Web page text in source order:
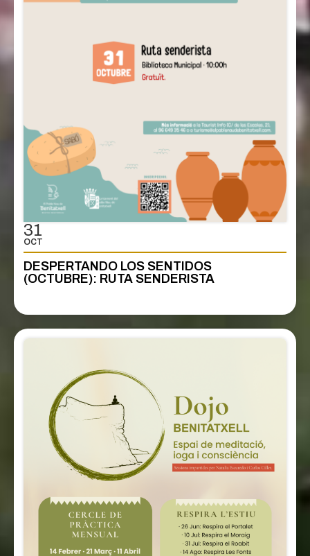
31
OCT
DESPERTANDO LOS SENTIDOS
(OCTUBRE): RUTA SENDERISTA